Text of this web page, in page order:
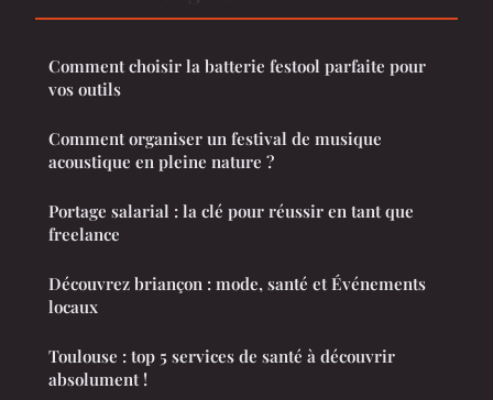
Comment choisir la batterie festool parfaite pour
vos outils
Comment organiser un festival de musique
acoustique en pleine nature ?
Portage salarial : la clé pour réussir en tant que
freelance
Découvrez briançon : mode, santé et Événements
locaux
Toulouse : top 5 services de santé à découvrir
absolument !